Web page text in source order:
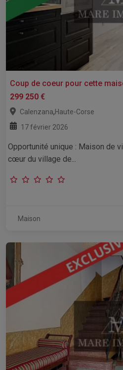
Coup de coeur pour cette
299 250 €
Calenzana,Haute-Corse
17 février 2026
Opportunité unique : Maison de
cœur du village de...
Maison